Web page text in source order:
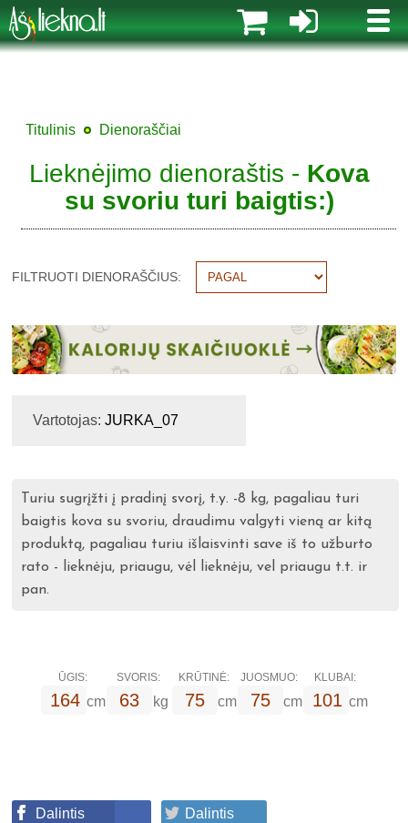
MENIU
Titulinis Dienoraščiai
Lieknėjimo dienoraštis - Kova
su svoriu turi baigtis:)
FILTRUOTI DIENORAŠČIUS:
Vartotojas:JURKA_07
Turiu sugrįžti į pradinį svorį, t.y. -8 kg, pagaliau turi
baigtis kova su svoriu, draudimu valgyti vieną ar kitą
produktą, pagaliau turiu išlaisvinti save iš to užburto
rato - lieknėju, priaugu, vėl lieknėju, vel priaugu t.t. ir
pan.
ŪGIS: SVORIS: KRŪTINĖ: JUOSMUO: KLUBAI:
164 cm 63 kg 75 cm 75 cm 101 cm
Dalintis Dalintis